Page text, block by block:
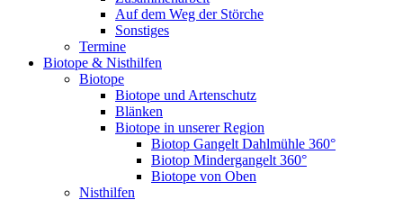
Auf dem Weg der Störche
Sonstiges
Termine
Biotope & Nisthilfen
Biotope
Biotope und Artenschutz
Blänken
Biotope in unserer Region
Biotop Gangelt Dahlmühle 360°
Biotop Mindergangelt 360°
Biotope von Oben
Nisthilfen